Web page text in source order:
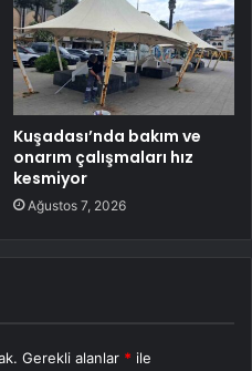
Kuşadası’nda bakım ve
onarım çalışmaları hız
kesmiyor
Ağustos 7, 2026
Gerekli alanlar * ile